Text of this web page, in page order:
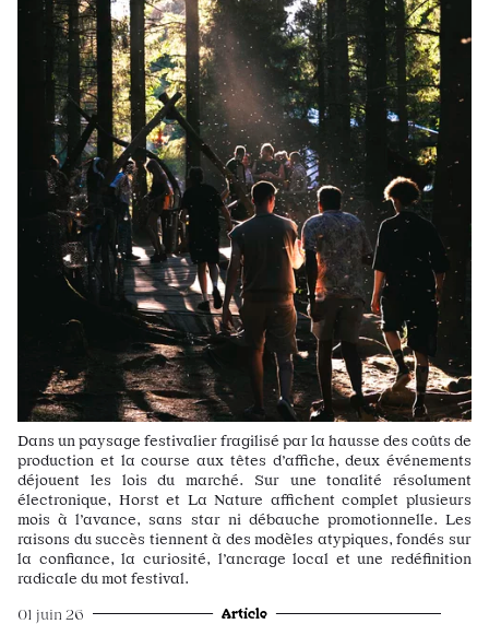
Dans un paysage festivalier fragilisé par la hausse des coûts de
production et la course aux têtes d’affiche, deux événements
déjouent les lois du marché. Sur une tonalité résolument
électronique, Horst et La Nature affichent complet plusieurs
mois à l’avance, sans star ni débauche promotionnelle. Les
raisons du succès tiennent à des modèles atypiques, fondés sur
la confiance, la curiosité, l’ancrage local et une redéfinition
radicale du mot festival.
01 juin 26 Article